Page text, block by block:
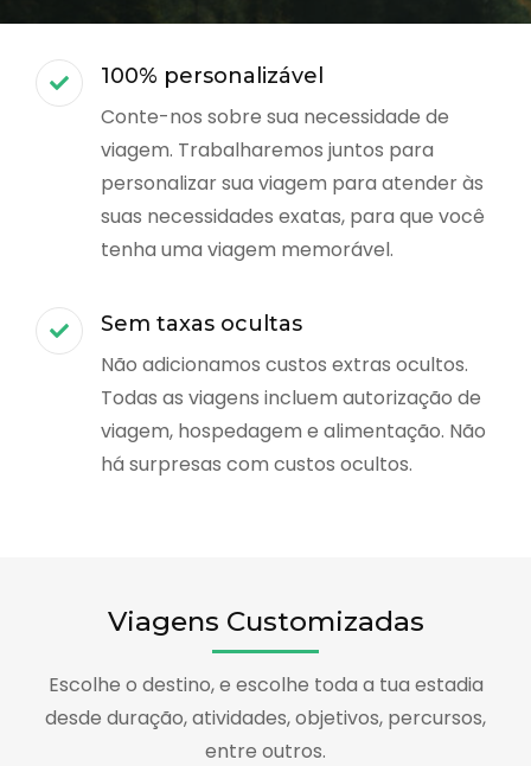
100% personalizável
Conte-nos sobre sua necessidade de
viagem. Trabalharemos juntos para
personalizar sua viagem para atender às
suas necessidades exatas, para que você
tenha uma viagem memorável.
Sem taxas ocultas
Não adicionamos custos extras ocultos.
Todas as viagens incluem autorização de
viagem, hospedagem e alimentação. Não
há surpresas com custos ocultos.
Viagens Customizadas
Escolhe o destino, e escolhe toda a tua estadia
desde duração, atividades, objetivos, percursos,
entre outros.